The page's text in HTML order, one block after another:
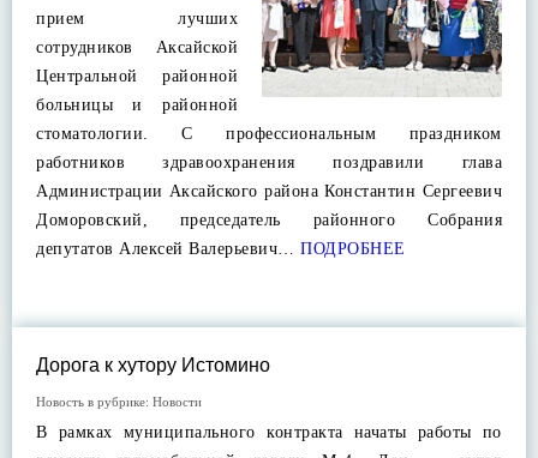
прием лучших
сотрудников Аксайской
Центральной районной
больницы и районной
стоматологии. С профессиональным праздником
работников здравоохранения поздравили глава
Администрации Аксайского района Константин Сергеевич
Доморовский, председатель районного Собрания
депутатов Алексей Валерьевич… ПОДРОБНЕЕ
Дорога к хутору Истомино
Новость в рубрике: Новости
В рамках муниципального контракта начаты работы по